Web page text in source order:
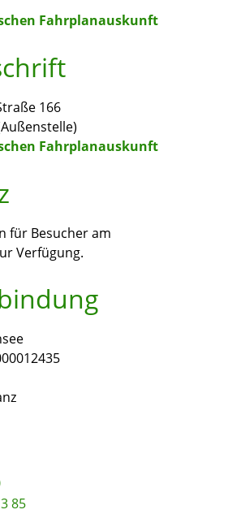
Fahrplanauskunft
166
Fahrplanauskunft
für Besucher am
Verfügung.
85